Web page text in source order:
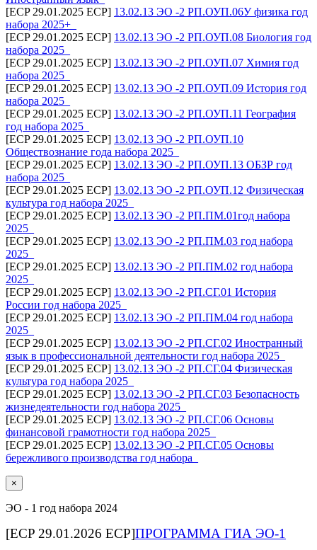
[ECP 29.01.2025 ECP] 13.02.13 ЭО -2 РП.ОУП.06У физика год
набора 2025+_
[ECP 29.01.2025 ECP] 13.02.13 ЭО -2 РП.ОУП.08 Биология год
набора 2025_
[ECP 29.01.2025 ECP] 13.02.13 ЭО -2 РП.ОУП.07 Химия год
набора 2025_
[ECP 29.01.2025 ECP] 13.02.13 ЭО -2 РП.ОУП.09 История год
набора 2025_
[ECP 29.01.2025 ECP] 13.02.13 ЭО -2 РП.ОУП.11 География
год набора 2025_
[ECP 29.01.2025 ECP] 13.02.13 ЭО -2 РП.ОУП.10
Обществознание года набора 2025_
[ECP 29.01.2025 ECP] 13.02.13 ЭО -2 РП.ОУП.13 ОБЗР год
набора 2025_
[ECP 29.01.2025 ECP] 13.02.13 ЭО -2 РП.ОУП.12 Физическая
культура год набора 2025_
[ECP 29.01.2025 ECP] 13.02.13 ЭО -2 РП.ПМ.01год набора
2025_
[ECP 29.01.2025 ECP] 13.02.13 ЭО -2 РП.ПМ.03 год набора
2025_
[ECP 29.01.2025 ECP] 13.02.13 ЭО -2 РП.ПМ.02 год набора
2025_
[ECP 29.01.2025 ECP] 13.02.13 ЭО -2 РП.СГ.01 История
России год набора 2025_
[ECP 29.01.2025 ECP] 13.02.13 ЭО -2 РП.ПМ.04 год набора
2025_
[ECP 29.01.2025 ECP] 13.02.13 ЭО -2 РП.СГ.02 Иностранный
язык в профессиональной деятельности год набора 2025_
[ECP 29.01.2025 ECP] 13.02.13 ЭО -2 РП.СГ.04 Физическая
культура год набора 2025_
[ECP 29.01.2025 ECP] 13.02.13 ЭО -2 РП.СГ.03 Безопасность
жизнедеятельности год набора 2025_
[ECP 29.01.2025 ECP] 13.02.13 ЭО -2 РП.СГ.06 Основы
финансовой грамотности год набора 2025_
[ECP 29.01.2025 ECP] 13.02.13 ЭО -2 РП.СГ.05 Основы
бережливого производства год набора_
×
ЭО - 1 год набора 2024
[ECP 29.01.2026 ECP]ПРОГРАММА ГИА ЭО-1